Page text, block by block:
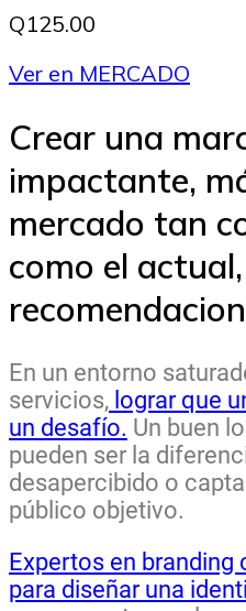
Q125.00
Ver en MERCADO
Crear una
impactante,
mercado tan
como el
En un entorno
servicios, lograr que
un desafío. Un buen
pueden ser la
desapercibido o
público objetivo.
Expertos en
para diseñar una